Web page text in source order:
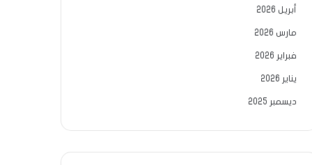
أبريل 2026
مارس 2026
فبراير 2026
يناير 2026
ديسمبر 2025